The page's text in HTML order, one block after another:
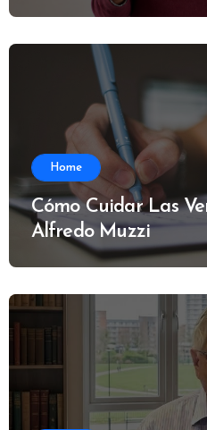
Home
Cómo Cuidar Las
Alfredo Muzzi